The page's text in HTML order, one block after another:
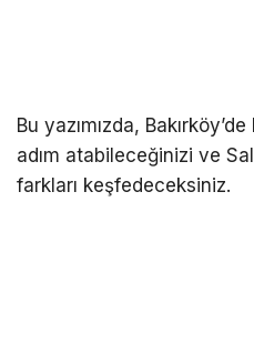
Bu yazımızda,
adım atabileceğinizi ve
farkları keşfedeceksiniz.